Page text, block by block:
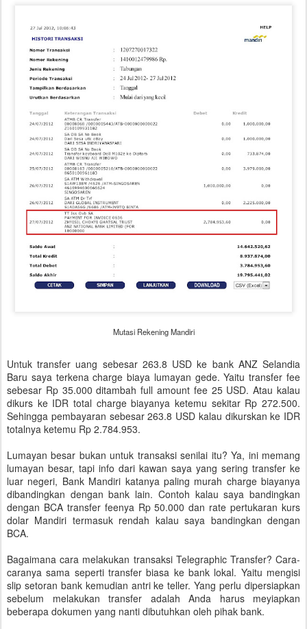
Mutasi Rekening Mandiri
Untuk transfer uang sebesar 263.8 USD ke bank ANZ Selandia
Baru saya terkena charge biaya lumayan gede. Yaitu transfer fee
sebesar Rp 35.000 ditambah full amount fee 25 USD. Atau kalau
dikurs ke IDR total charge biayanya ketemu sekitar Rp 272.500.
Sehingga pembayaran sebesar 263.8 USD kalau dikurskan ke IDR
totalnya ketemu Rp 2.784.953.
Lumayan besar bukan untuk transaksi senilai itu? Ya, ini memang
lumayan besar, tapi info dari kawan saya yang sering transfer ke
luar negeri, Bank Mandiri katanya paling murah charge biayanya
dibandingkan dengan bank lain. Contoh kalau saya bandingkan
dengan BCA transfer feenya Rp 50.000 dan rate pertukaran kurs
dolar Mandiri termasuk rendah kalau saya bandingkan dengan
BCA.
Bagaimana cara melakukan transaksi Telegraphic Transfer? Cara-
caranya sama seperti transfer biasa ke bank lokal. Yaitu mengisi
slip setoran bank kemudian antri ke teller. Yang perlu dipersiapkan
sebelum melakukan transfer adalah Anda harus meyiapkan
beberapa dokumen yang nanti dibutuhkan oleh pihak bank.